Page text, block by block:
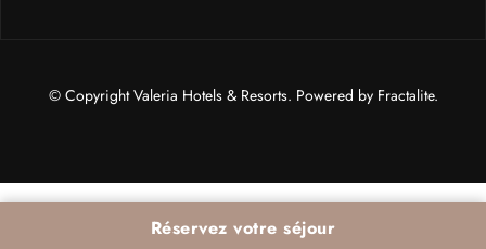
© Copyright Valeria Hotels & Resorts. Powered by Fractalite.
Réservez votre séjour